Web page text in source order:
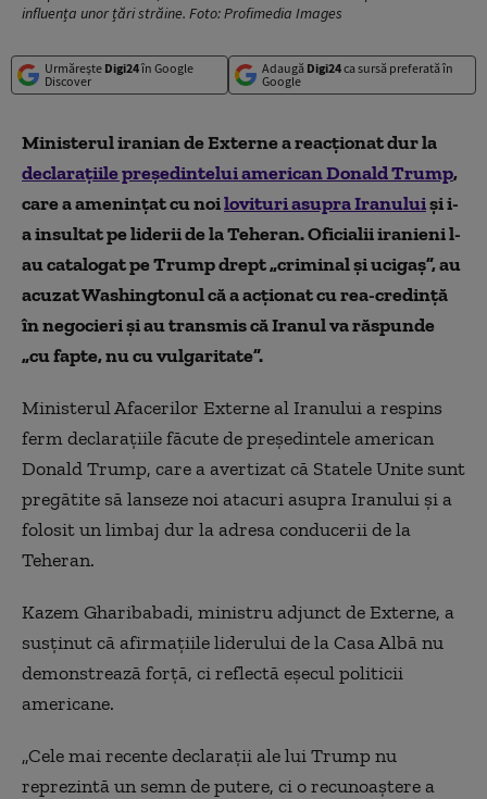
influența unor țări străine. Foto: Profimedia Images
Urmărește Digi24în Google
Discover
Adaugă Digi24ca sursă preferată în
Google
Ministerul iranian de Externe a reacționat dur la
declarațiile președintelui american Donald Trump,
care a amenințat cu noilovituri asupra Iranuluiși i-
a insultat pe liderii de la Teheran. Oficialii iranieni l-
au catalogat pe Trump drept „criminal și ucigaș”, au
acuzat Washingtonul că a acționat cu rea-credință
în negocieri și au transmis că Iranul va răspunde
„cu fapte, nu cu vulgaritate”.
Ministerul Afacerilor Externe al Iranului a respins
ferm declarațiile făcute de președintele american
Donald Trump, care a avertizat că Statele Unite sunt
pregătite să lanseze noi atacuri asupra Iranului și a
folosit un limbaj dur la adresa conducerii de la
Teheran.
Kazem Gharibabadi, ministru adjunct de Externe, a
susținut că afirmațiile liderului de la Casa Albă nu
demonstrează forță, ci reflectă eșecul politicii
americane.
„Cele mai recente declarații ale lui Trump nu
reprezintă un semn de putere, ci o recunoaștere a